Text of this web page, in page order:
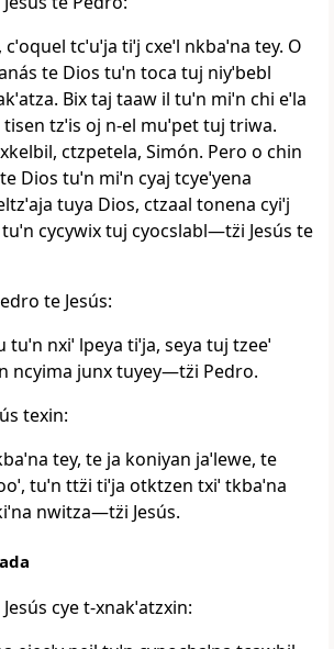
tcˈuˈja tiˈj cxeˈl nkbaˈna tey. O
te Dios tuˈn toca tuj niyˈbebl
Bix taj taaw il tuˈn miˈn chi eˈla
tisen tzˈis oj n‑el muˈpet tuj triwa.
ctzpetela, Simón. Pero o chin
Dios tuˈn miˈn cyaj tcyeˈyena
tuya Dios, ctzaal tonena cyiˈj
tuˈn cycywix tuj cyocslabl―tz̈i Jesús te
te Jesús:
nxiˈ lpeya tiˈja, seya tuj tzeeˈ
ncyima junx tuyey―tz̈i Pedro.
texin:
tey, te ja koniyan jaˈlewe, te
tuˈn ttz̈i tiˈja otktzen txiˈ tkbaˈna
nwitza―tz̈i Jesús.
Jesús cye t‑xnakˈatzxin: